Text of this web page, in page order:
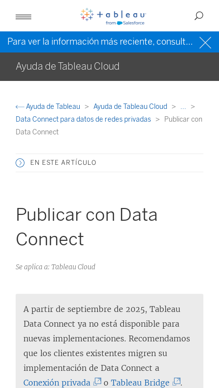
Para ver la información más reciente, consulte la
Ayuda de Tableau Cloud
Ayuda de Tableau Ayuda de Tableau Cloud
...
Data Connect para datos de redes privadas
Publicar con
Data Connect
EN ESTE ARTÍCULO
Publicar con Data
Connect
Se aplica a: Tableau Cloud
A partir de septiembre de 2025, Tableau
Data Connect ya no está disponible para
nuevas implementaciones. Recomendamos
que los clientes existentes migren su
implementación de Data Connect a
Conexión privada
o Tableau Bridge
.